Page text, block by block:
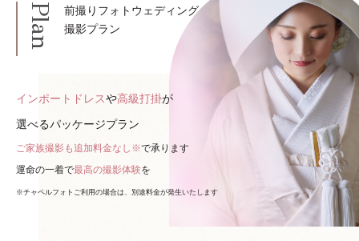
Plan
前撮りフォトウェディング
撮影プラン
インポートドレスや高級打掛が
選べるパッケージプラン
ご家族撮影も追加料金なし※で承ります
運命の一着で最高の撮影体験を
※チャペルフォトご利用の場合は、別途料金が発生いたします